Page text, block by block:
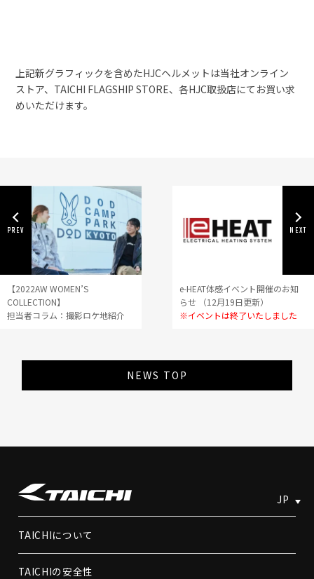
上記新グラフィックを含めたHJCヘルメットは当社オンライン
ストア、TAICHI FLAGSHIP STORE、各HJC取扱店にてお買い求
めいただけます。
【2022AW WOMEN’S
COLLECTION】
担当者コラム：撮影ロケ地紹介
e-HEAT体感イベント開催のお知
らせ （12月19日更新）
※イベントは終了いたしました
NEWS TOP
JP
TAICHIについて
TAICHIの安全性